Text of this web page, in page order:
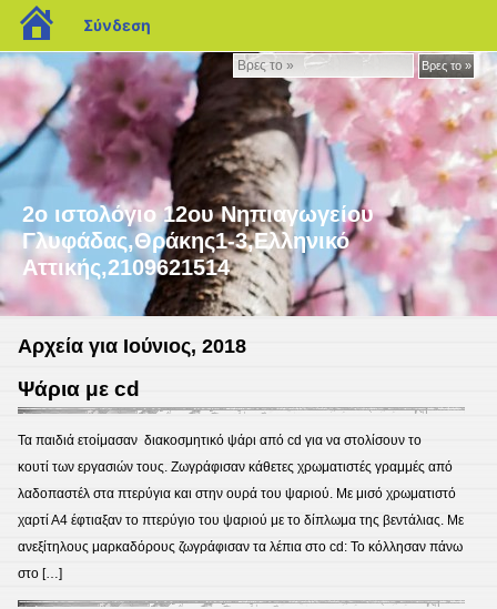
Βρες
το
»
Βρες το »
2ο ιστολόγιο 12ου Νηπιαγωγείου
Γλυφάδας,Θράκης1-3,Ελληνικό
Αττικής,2109621514
Αρχεία για Ιούνιος, 2018
Ψάρια με cd
Τα παιδιά ετοίμασαν διακοσμητικό ψάρι από cd για να στολίσουν το
κουτί των εργασιών τους. Ζωγράφισαν κάθετες χρωματιστές γραμμές από
λαδοπαστέλ στα πτερύγια και στην ουρά του ψαριού. Με μισό χρωματιστό
χαρτί Α4 έφτιαξαν το πτερύγιο του ψαριού με το δίπλωμα της βεντάλιας. Με
ανεξίτηλους μαρκαδόρους ζωγράφισαν τα λέπια στο cd: Το κόλλησαν πάνω
στο […]
blogs.sch.gr
Σύνδεση